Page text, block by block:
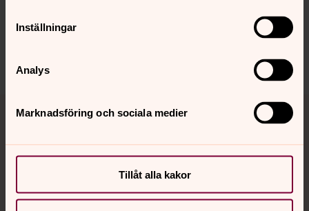
Inställningar
Analys
Marknadsföring och sociala medier
Tillåt alla kakor
Dela